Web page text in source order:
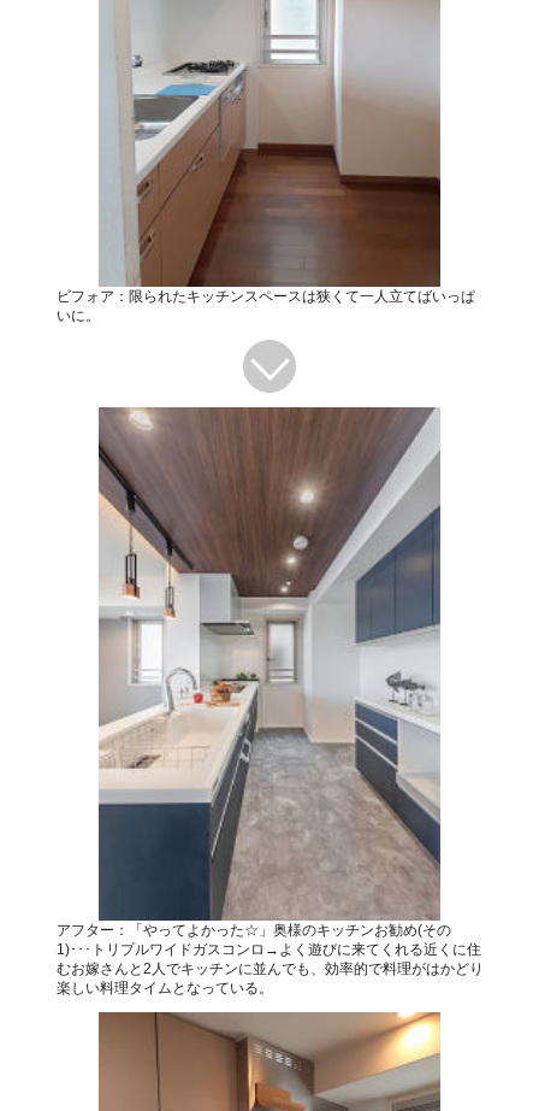
ビフォア：限られたキッチンスペースは狭くて一人立てばいっぱ
いに。
アフター：「やってよかった☆」奥様のキッチンお勧め(その
1)･･･トリプルワイドガスコンロ→よく遊びに来てくれる近くに住
むお嫁さんと2人でキッチンに並んでも、効率的で料理がはかどり
楽しい料理タイムとなっている。